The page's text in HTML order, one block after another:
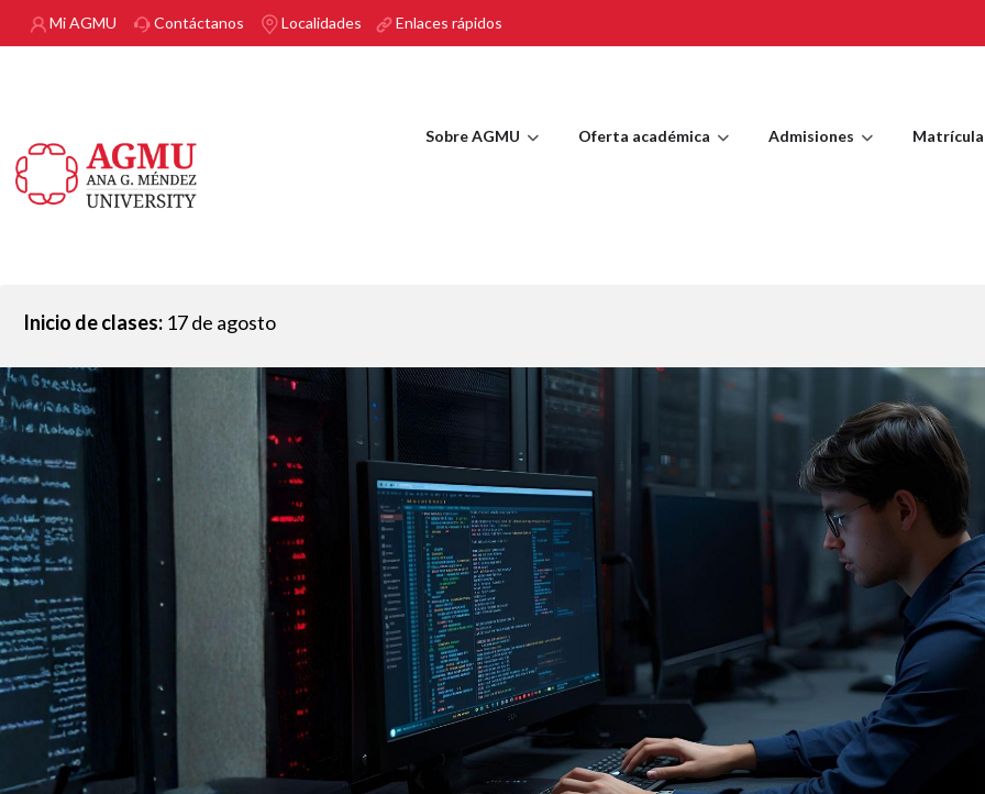
Pasar al contenido principal
Mi AGMU Contáctanos Localidades Enlaces rápidos
Sobre AGMU Oferta académica Admisiones Matrícula
Inicio de clases: 17 de agosto
Imagen